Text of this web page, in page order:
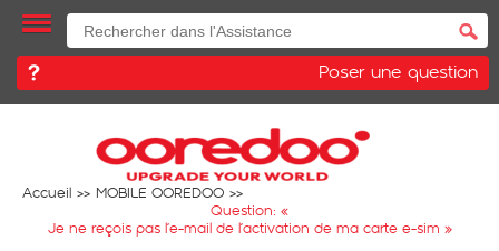
Poser une question
Accueil
MOBILE OOREDOO
Question: «
Je ne reçois pas l’e-mail de l’activation de ma carte e-sim »